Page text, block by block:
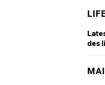
des